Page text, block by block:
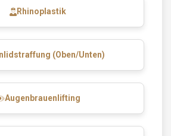
Rhinoplastik
(Oben/Unten)
Augenbrauenlifting